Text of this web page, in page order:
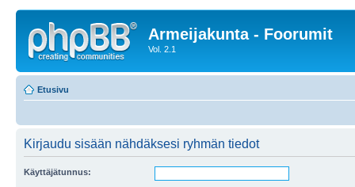
Armeijakunta - Foorumit
Vol. 2.1
Etusivu
Kirjaudu sisään nähdäksesi ryhmän tiedot
Käyttäjätunnus: